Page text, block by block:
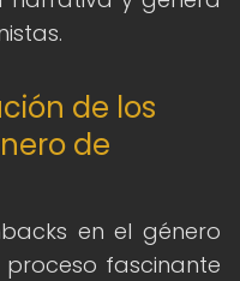
de los
de
en el género
fascinante